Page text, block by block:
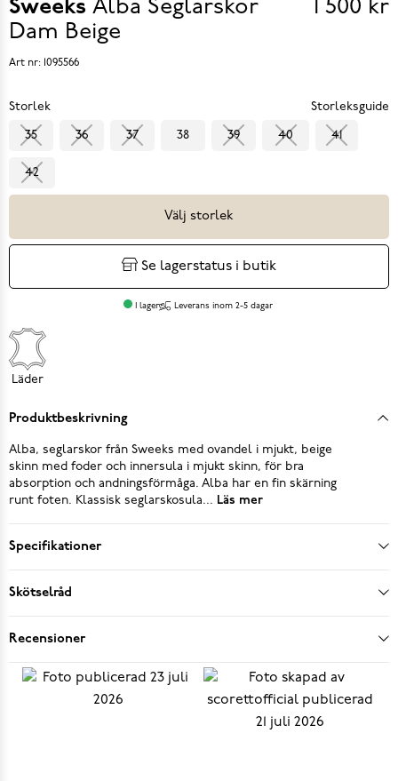
Sweeks Alba Seglarskor
Dam Beige
Pris
1 500 kr
Art nr: 1095566
Storlek Storleksguide
35 36 37 38 39 40 41
42
Välj storlek
Se lagerstatus i butik
I lager Leverans inom 2-5 dagar
Läder
Produktbeskrivning
Alba, seglarskor från Sweeks med ovandel i mjukt, beige
skinn med foder och innersula i mjukt skinn, för bra
absorption och andningsförmåga. Alba har en fin skärning
runt foten. Klassisk seglarskosula... Läs mer
Specifikationer
Skötselråd
Recensioner